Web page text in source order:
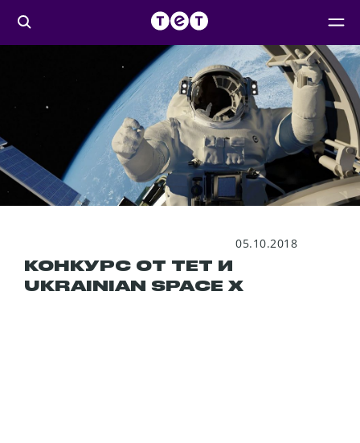
05.10.2018
КОНКУРС ОТ ТЕТ И
UKRAINIAN SPACE Х